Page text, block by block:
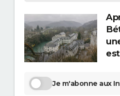
Je m'abonne aux